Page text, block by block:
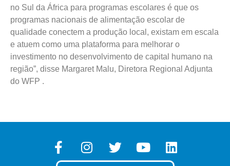
no Sul da África para programas escolares é que os
programas nacionais de alimentação escolar de
qualidade conectem a produção local, existam em escala
e atuem como uma plataforma para melhorar o
investimento no desenvolvimento de capital humano na
região”, disse Margaret Malu, Diretora Regional Adjunta
do WFP .